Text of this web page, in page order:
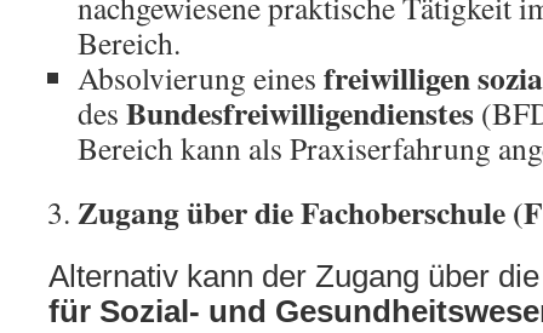
Bereich.
Absolvierung eines freiwilligen
des Bundesfreiwilligendienstes
Bereich kann als Praxiserfahrung
Zugang über die Fachoberschule
Alternativ kann der Zugang über
für Sozial- und